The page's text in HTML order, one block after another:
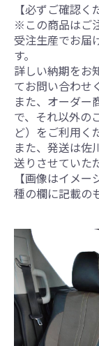
【必ずご確認く
※この商品はご
受注生産でお届
す。
詳しい納期をお
てお問い合わせ
また、オーダー
で、それ以外の
ど）をご利用く
また、発送は佐
送りさせていた
【画像はイメ
種の欄に記載の